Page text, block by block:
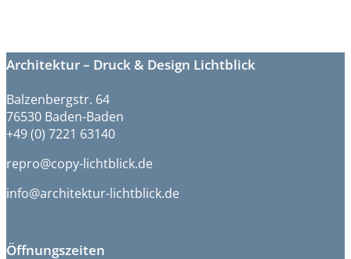
Architektur – Druck & Design Lichtblick
Balzenbergstr. 64
76530 Baden-Baden
+49 (0) 7221 63140
repro@copy-lichtblick.de
info@architektur-lichtblick.de
Öffnungszeiten